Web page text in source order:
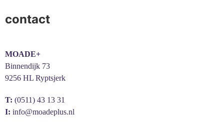
contact
MOADE+
Binnendijk 73
9256 HL Ryptsjerk
T: (0511) 43 13 31
I: info@moadeplus.nl